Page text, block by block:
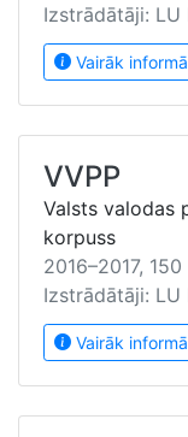
Izstrādātāji: LU
Vairāk
VVPP
Valsts valodas
korpuss
2016–2017,
Izstrādātāji: LU
Vairāk